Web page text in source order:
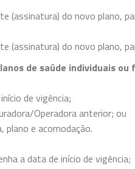
(assinatura) do novo plano,
(assinatura) do novo plano,
de saúde individuais
de vigência;
Operadora anterior; ou
plano e acomodação.
a data de início de vigência;